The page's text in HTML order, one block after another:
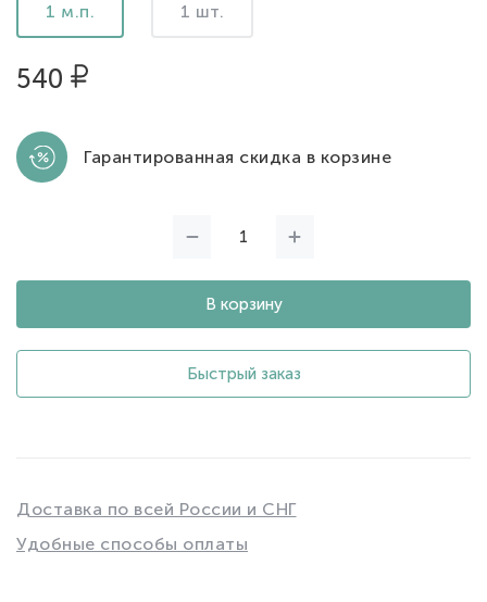
1 м.п. 1 шт.
540
Гарантированная скидка в корзине
В корзину
Быстрый заказ
Доставка по всей России и СНГ
Удобные способы оплаты